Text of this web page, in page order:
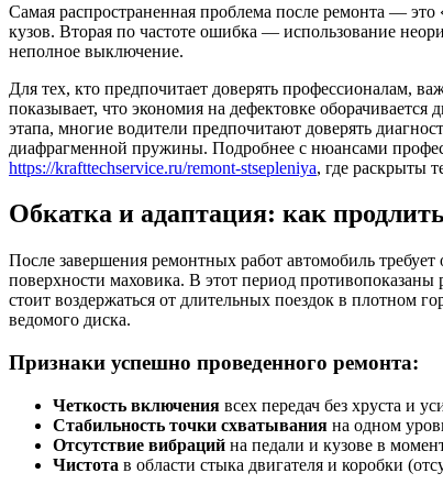
Самая распространенная проблема после ремонта —
кузов. Вторая по частоте ошибка — использование
неполное выключение.
Для тех, кто предпочитает доверять профессионалам,
показывает, что экономия на дефектовке
этапа, многие водители предпочитают доверять
диафрагменной пружины. Подробнее с нюансами
https://krafttechservice.ru/remont-stsepleniya, где раскрыты
Обкатка и адаптация: как
После завершения ремонтных работ автомобиль
поверхности маховика. В этот период противопоказаны
стоит воздержаться от длительных поездок в плотном
ведомого диска.
Признаки успешно проведенного ремонта:
Четкость включения всех передач без хруста и
Стабильность точки схватывания на одном
Отсутствие вибраций на педали и кузове в
Чистота в области стыка двигателя и коробки